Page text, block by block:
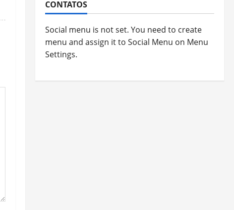
CONTATOS
Social menu is not set. You need to create
menu and assign it to Social Menu on Menu
Settings.